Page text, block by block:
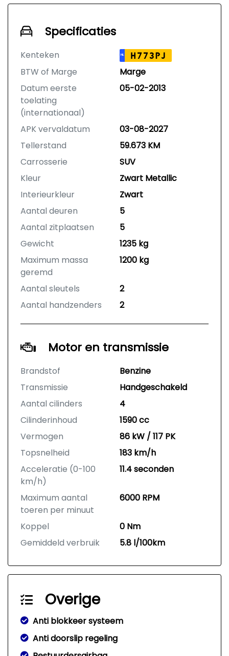
Specificaties
Kenteken NL H773PJ
BTW of Marge
Marge
Datum eerste
toelating
(internationaal)
05-02-2013
APK vervaldatum
03-08-2027
Tellerstand
59.673 KM
Carrosserie
SUV
Kleur
Zwart Metallic
Interieurkleur
Zwart
Aantal deuren
5
Aantal zitplaatsen
5
Gewicht
1235 kg
Maximum massa
geremd
1200 kg
Aantal sleutels
2
Aantal handzenders
2
Motor en transmissie
Brandstof
Benzine
Transmissie
Handgeschakeld
Aantal cilinders
4
Cilinderinhoud
1590 cc
Vermogen
86 kW / 117 PK
Topsnelheid
183 km/h
Acceleratie (0-100
km/h)
11.4 seconden
Maximum aantal
toeren per minuut
6000 RPM
Koppel
0 Nm
Gemiddeld verbruik
5.8 l/100km
Overige
Anti blokkeer systeem
Anti doorslip regeling